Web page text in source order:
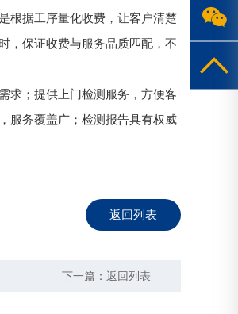
根据工序量化收费，让客户清楚
，保证收费与服务品质匹配，不
求；提供上门检测服务，方便客
服务覆盖广；检测报告具有权威
返回列表
下一篇： 返回列表